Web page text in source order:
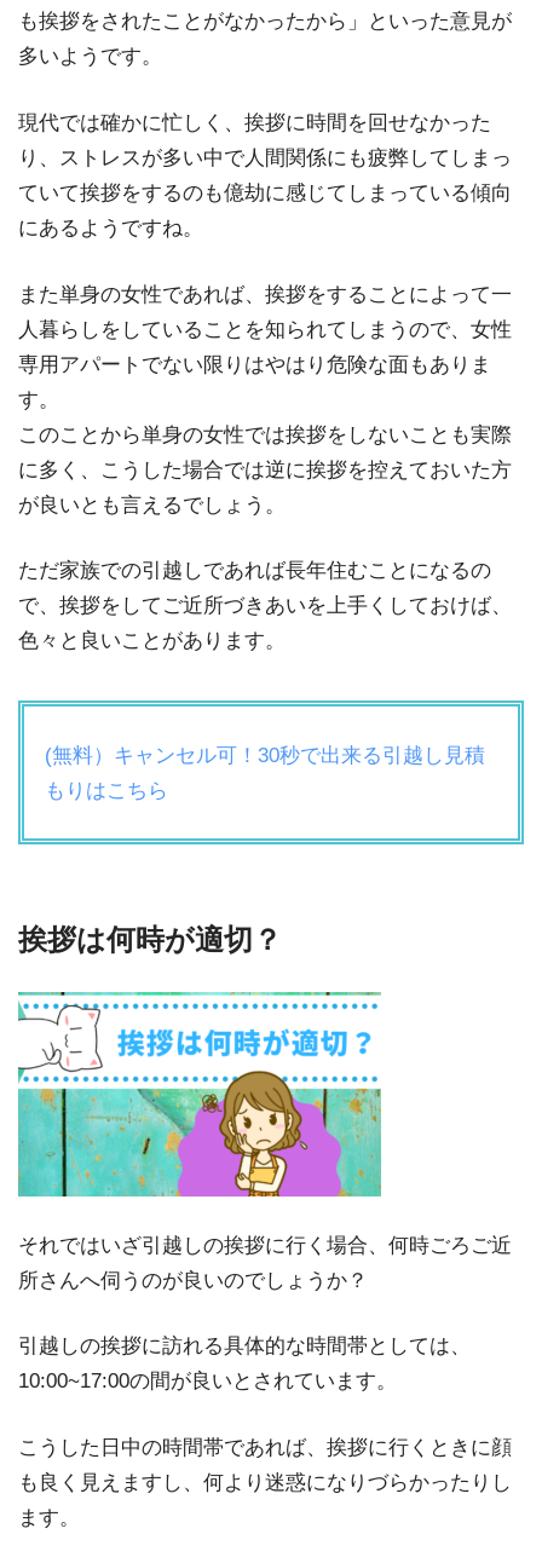
も挨拶をされたことがなかったから」といった意見が
多いようです。
現代では確かに忙しく、挨拶に時間を回せなかった
り、ストレスが多い中で人間関係にも疲弊してしまっ
ていて挨拶をするのも億劫に感じてしまっている傾向
にあるようですね。
また単身の女性であれば、挨拶をすることによって一
人暮らしをしていることを知られてしまうので、女性
専用アパートでない限りはやはり危険な面もありま
す。
このことから単身の女性では挨拶をしないことも実際
に多く、こうした場合では逆に挨拶を控えておいた方
が良いとも言えるでしょう。
ただ家族での引越しであれば長年住むことになるの
で、挨拶をしてご近所づきあいを上手くしておけば、
色々と良いことがあります。
(無料）キャンセル可！30秒で出来る引越し見積
もりはこちら
挨拶は何時が適切？
それではいざ引越しの挨拶に行く場合、何時ごろご近
所さんへ伺うのが良いのでしょうか？
引越しの挨拶に訪れる具体的な時間帯としては、
10:00~17:00の間が良いとされています。
こうした日中の時間帯であれば、挨拶に行くときに顔
も良く見えますし、何より迷惑になりづらかったりし
ます。